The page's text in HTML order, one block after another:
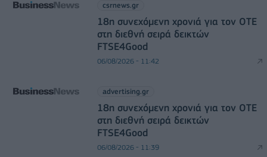
csrnews.gr
18η συνεχόμενη χρονιά για τον ΟΤΕ
στη διεθνή σειρά δεικτών
FTSE4Good
06/08/2026 - 11:42
advertising.gr
18η συνεχόμενη χρονιά για τον ΟΤΕ
στη διεθνή σειρά δεικτών
FTSE4Good
06/08/2026 - 11:39